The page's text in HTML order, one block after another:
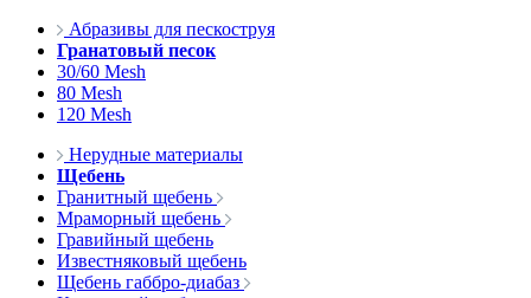
Абразивы для пескоструя
Гранатовый песок
30/60 Mesh
80 Mesh
120 Mesh
Нерудные материалы
Щебень
Гранитный щебень
Мраморный щебень
Гравийный щебень
Известняковый щебень
Щебень габбро-диабаз